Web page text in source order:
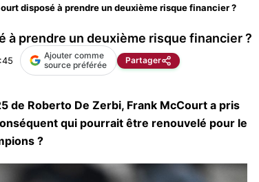
disposé à prendre un deuxième risque financier ?
à prendre un deuxième risque financier ?
Ajouter comme
source préférée
Partager
de Roberto De Zerbi, Frank McCourt a pris
qui pourrait être renouvelé pour le
?